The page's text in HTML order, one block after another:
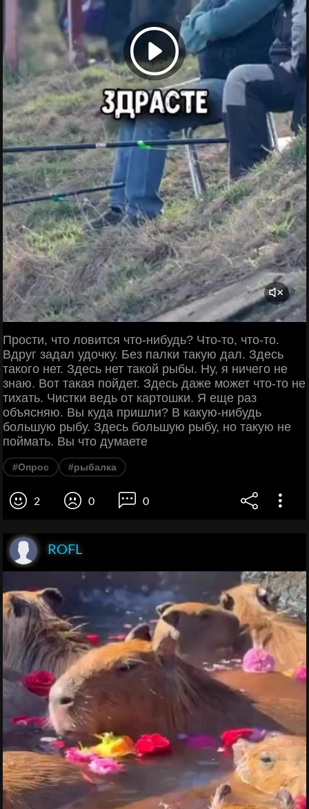
Прости, что ловится что-нибудь? Что-то, что-то.
Вдруг задал удочку. Без палки такую дал. Здесь
такого нет. Здесь нет такой рыбы. Ну, я ничего не
знаю. Вот такая пойдет. Здесь даже может что-то не
тихать. Чистки ведь от картошки. Я еще раз
объясняю. Вы куда пришли? В какую-нибудь
большую рыбу. Здесь большую рыбу, но такую не
поймать. Вы что думаете
#Опрос #рыбалка
2 0 0
ROFL